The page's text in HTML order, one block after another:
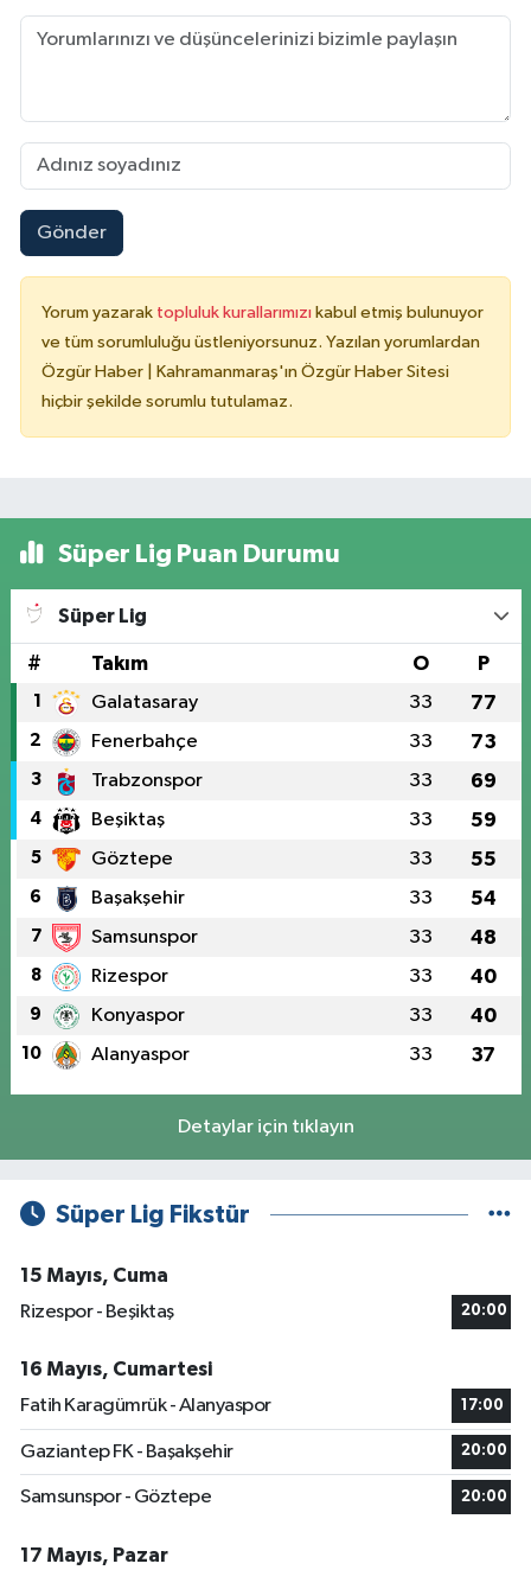
Gönder
Yorum yazarak topluluk kurallarımızı kabul etmiş bulunuyor
ve tüm sorumluluğu üstleniyorsunuz. Yazılan yorumlardan
Özgür Haber | Kahramanmaraş'ın Özgür Haber Sitesi
hiçbir şekilde sorumlu tutulamaz.
Süper Lig Puan Durumu
Süper Lig
# Takım O P
1 Galatasaray 33 77
2 Fenerbahçe 33 73
3 Trabzonspor 33 69
4 Beşiktaş 33 59
5 Göztepe 33 55
6 Başakşehir 33 54
7 Samsunspor 33 48
8 Rizespor 33 40
9 Konyaspor 33 40
10 Alanyaspor 33 37
Detaylar için tıklayın
Süper Lig Fikstür
15 Mayıs, Cuma
Rizespor - Beşiktaş
20:00
16 Mayıs, Cumartesi
Fatih Karagümrük - Alanyaspor
17:00
Gaziantep FK - Başakşehir 20:00
Samsunspor - Göztepe 20:00
17 Mayıs, Pazar